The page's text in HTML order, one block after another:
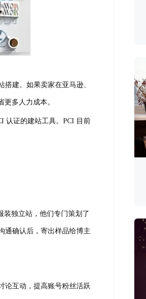
搭建。如果卖家在亚马逊、
多人力成本。
认证的建站工具。PCI 目前
装独立站，他们专门策划了
通确认后，寄出样品给博主
论互动，提高账号粉丝活跃